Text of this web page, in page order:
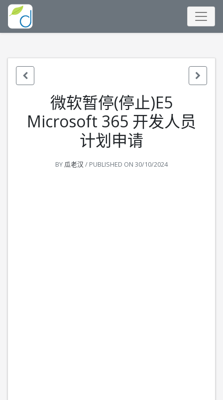
微软暂停(停止)E5
Microsoft 365 开发人员
计划申请
BY 瓜老汉 / PUBLISHED ON 30/10/2024